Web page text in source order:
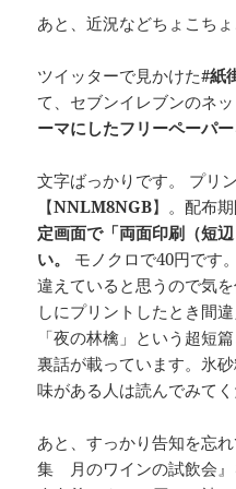
あと、近況などちょこちょ
ツイッターで見かけた#紙
て、セブンイレブンのネッ
ーマにしたフリーペーパー
文字ばっかりです。 プリ
【NNLM8NGB】。配布
定画面で「両面印刷（短
い。
モノクロで40円です
違えていると思うので気
しにプリントしたとき間違
「夜の林檎」という超短
裏話が載っています。氷
味がある人は読んでみてく
あと、すっかり告知を忘
集 月のワインの試飲会